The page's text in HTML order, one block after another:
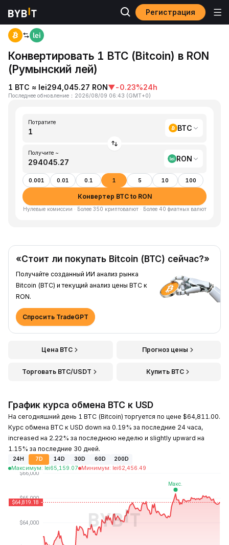
Регистрация
Главная
Конвертировать 1 BTC (Bitcoin) в RON
(Румынский лей)
1 BTC ≈ lei294,045.27 RON▼-0.23%24h
Последнее обновление ： 2026/08/09 06:43 (GMT+0)
Потратите
BTC
Получите ~
RON
0.001 0.01 0.1 1 5 10 100
Конвертер BTC to RON
Нулевые комиссии · Более 350 криптовалют · Более 40 фиатных валют
«Стоит ли покупать Bitcoin (BTC) сейчас?»
Получайте созданный ИИ анализ рынка
Bitcoin (BTC) и текущий анализ цены BTC к
RON.
Спросить TradeGPT
Цена BTC Прогноз цены
Торговать BTC/USDT Купить BTC
График курса обмена BTC к USD
На сегодняшний день 1 BTC (Bitcoin) торгуется по цене $64,811.00.
Курс обмена BTC к USD down на 0.19% за последние 24 часа,
increased на 2.22% за последнюю неделю и slightly upward на
1.15% за последние 30 дней.
24H 7D 14D 30D 60D
200D
Максимум: lei65,159.07 Минимум: lei62,456.49